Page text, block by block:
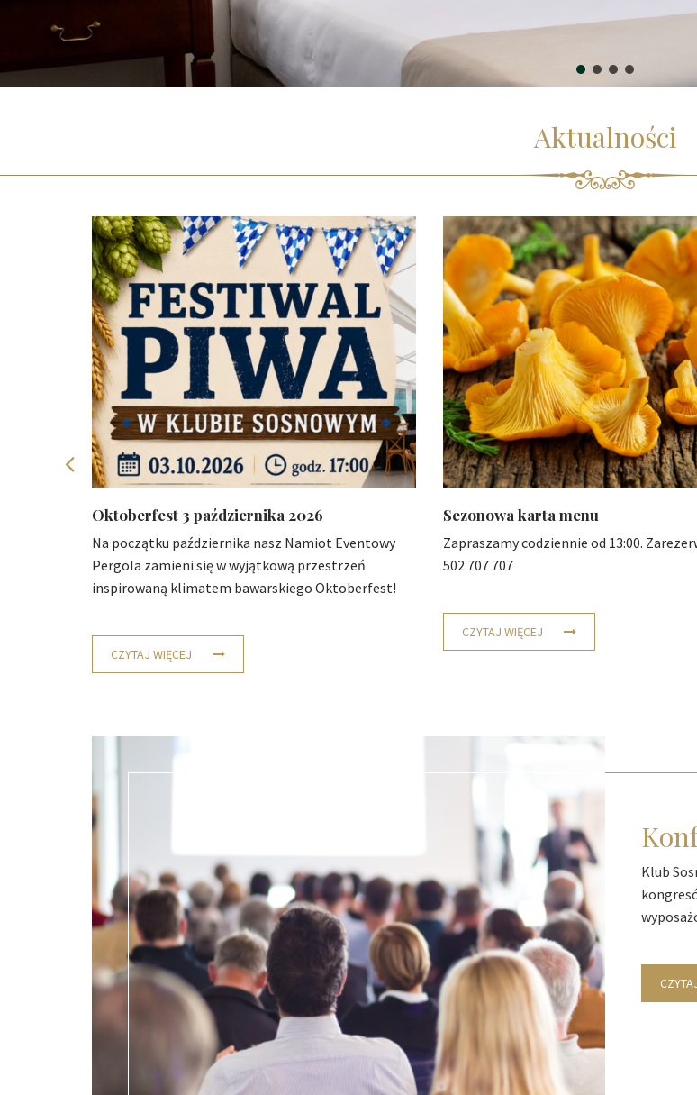
Aktualności
Oktoberfest 3 października 2026
Na początku października nasz Namiot Eventowy
Pergola zamieni się w wyjątkową przestrzeń
inspirowaną klimatem bawarskiego Oktoberfest!
CZYTAJ WIĘCEJ
Sezonowa karta menu
Zapraszamy codziennie od 13:00.
502 707 707
CZYTAJ WIĘCEJ
Klub